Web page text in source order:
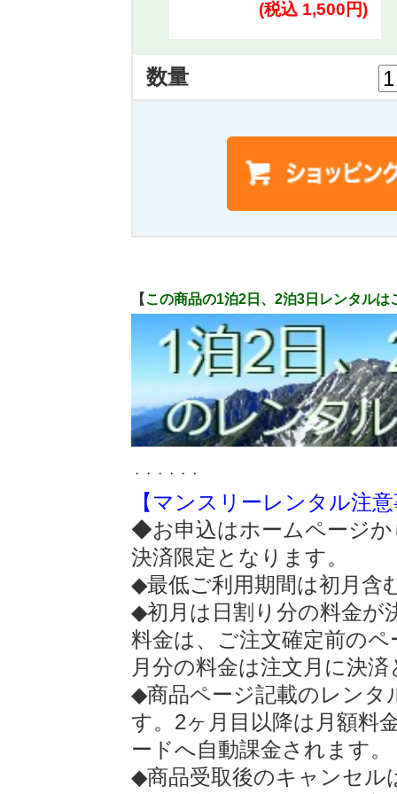
(税込 1,500円)
数量
【この商品の1泊2日、2泊3日レンタルは
・・・・・・
【マンスリーレンタル注
◆お申込はホームページ
決済限定となります。
◆最低ご利用期間は初月含
◆初月は日割り分の料金が
料金は、ご注文確定前の
月分の料金は注文月に決
◆商品ページ記載のレンタ
す。2ヶ月目以降は月額料
ードへ自動課金されます。
◆商品受取後のキャンセル